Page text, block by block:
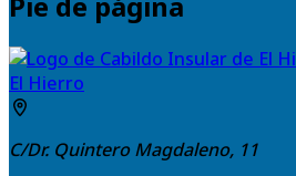
El Hierro
C/Dr. Quintero Magdaleno, 11